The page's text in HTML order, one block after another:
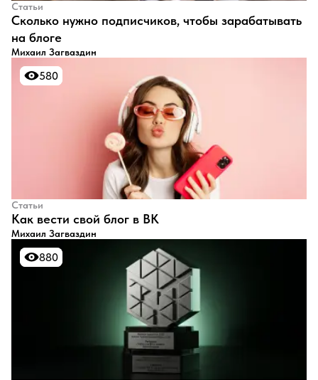
Статьи
​Сколько нужно подписчиков, чтобы зарабатывать
на блоге
Михаил Загваздин
580
580
Статьи
​Как вести свой блог в ВК
Михаил Загваздин
880
880